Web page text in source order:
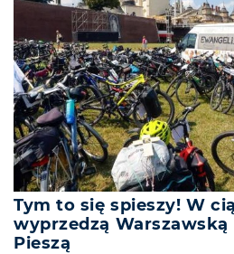
Tym to się spieszy! W
wyprzedzą
Pieszą